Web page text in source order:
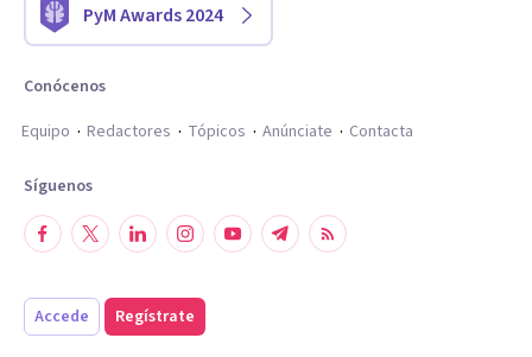
PyM Awards 2024
Conócenos
Equipo
Redactores Tópicos Anúnciate Contacta
Síguenos
Accede Regístrate